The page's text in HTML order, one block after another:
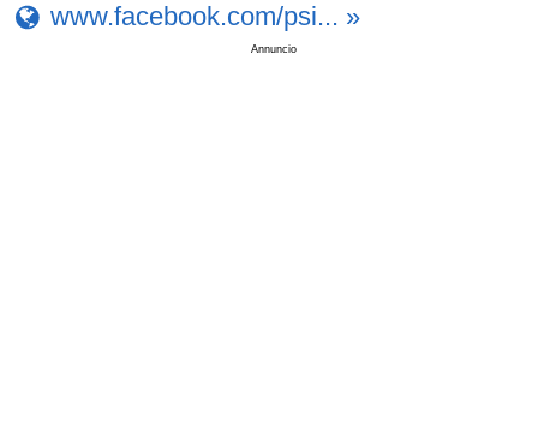
www.facebook.com/psi... »
Annuncio